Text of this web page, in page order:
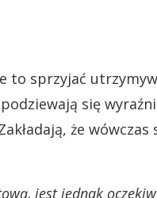
to sprzyjać
się
że wówczas
jest jednak